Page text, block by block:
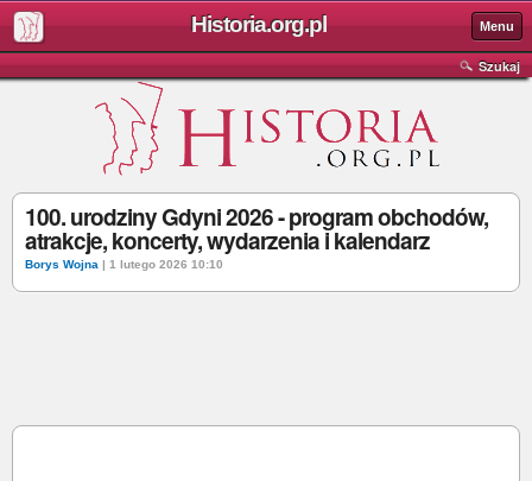
Historia.org.pl Menu
Szukaj
100. urodziny Gdyni 2026 - program obchodów,
atrakcje, koncerty, wydarzenia i kalendarz
Borys Wojna | 1 lutego 2026 10:10